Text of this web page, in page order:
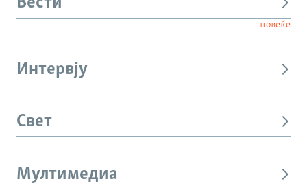
повеќе
Интервју
Свет
Мултимедиа